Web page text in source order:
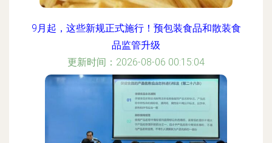
9月起，这些新规正式施行！预包装食品和散装食
品监管升级
更新时间：2026-08-06 00:15:04